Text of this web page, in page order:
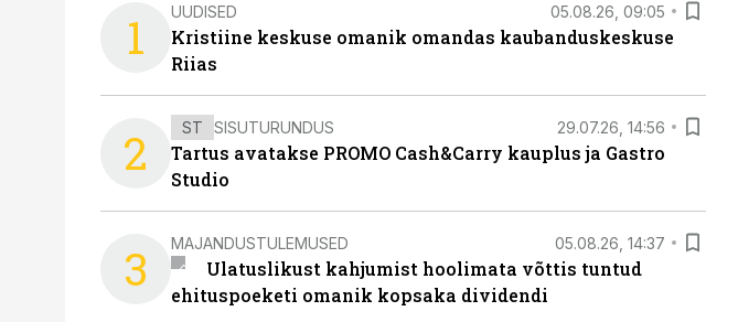
1 UUDISED 05.08.26, 09:05
Kristiine keskuse omanik omandas kaubanduskeskuse
Riias
2 ST SISUTURUNDUS 29.07.26, 14:56
Tartus avatakse PROMO Cash&Carry kauplus ja Gastro
Studio
3 MAJANDUSTULEMUSED 05.08.26, 14:37
Ulatuslikust kahjumist hoolimata võttis tuntud
ehituspoeketi omanik kopsaka dividendi